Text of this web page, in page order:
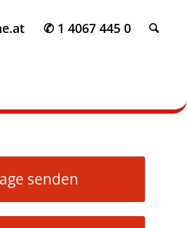
✆ 1 4067 445 0
senden